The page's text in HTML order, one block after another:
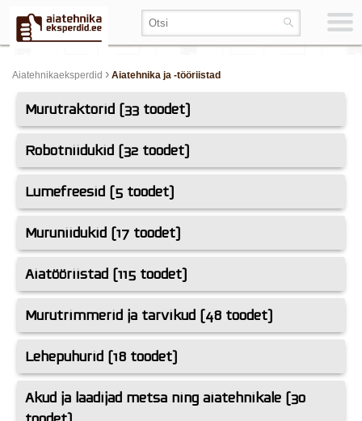
Aiatehnikaeksperdid › Aiatehnika ja -tööriistad
Murutraktorid (33 toodet)
Robotniidukid (32 toodet)
Lumefreesid (5 toodet)
Muruniidukid (17 toodet)
Aiatööriistad (115 toodet)
Murutrimmerid ja tarvikud (48 toodet)
Lehepuhurid (18 toodet)
Akud ja laadijad metsa ning aiatehnikale (30